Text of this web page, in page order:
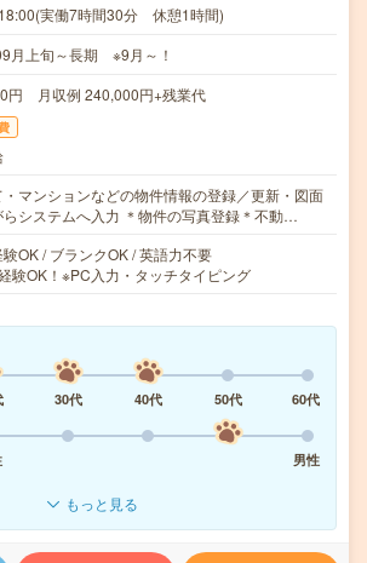
実働7時間30分 休憩1時間)
月上旬～長期 ※9月～！
円 月収例 240,000円+残業代
・マンションなどの物件情報の登録／更新・図面
らシステムへ入力 ＊物件の写真登録＊不動…
OK / ブランクOK / 英語力不要
験OK！※PC入力・タッチタイピング
30代 40代 50代
60代
男性
もっと見る